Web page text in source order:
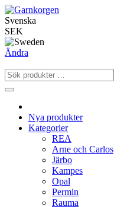
Svenska
SEK
Ändra
Nya produkter
Kategorier
REA
Arne och Carlos
Järbo
Kampes
Opal
Permin
Rauma